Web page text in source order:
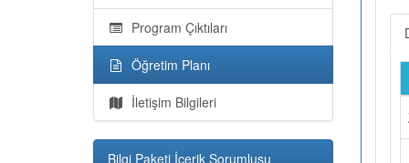
Program Çıktıları
Öğretim Planı
İletişim Bilgileri
Bilgi Paketi İçerik Sorumlusu